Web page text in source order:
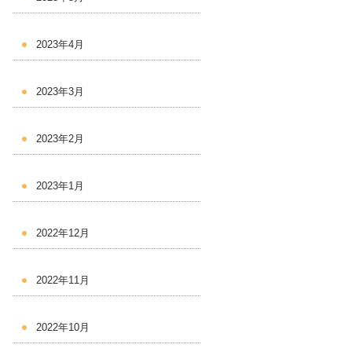
2023年4月
2023年3月
2023年2月
2023年1月
2022年12月
2022年11月
2022年10月